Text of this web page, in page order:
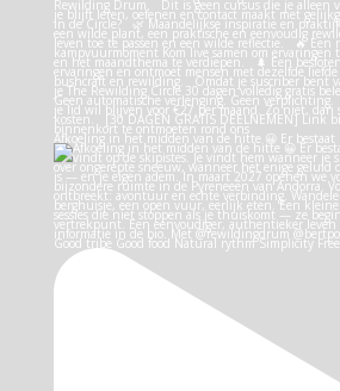
Afkoeling in het midden van de hitte 😀 Er bestaat
Good tribe Good food Natural rythm Simplicity Free